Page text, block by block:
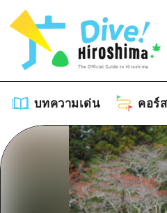
บทความเด่น คอร์
บทความเด่น
รายการ
คอร์สตัวอย่าง